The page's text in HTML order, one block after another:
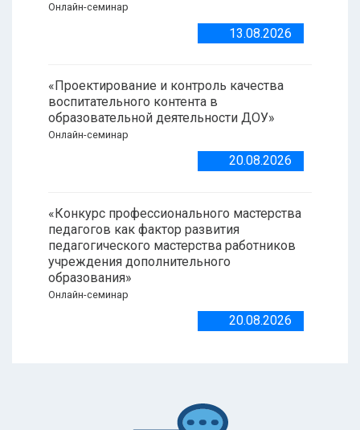
Онлайн-семинар
13.08.2026
«Проектирование и контроль качества
воспитательного контента в
образовательной деятельности ДОУ»
Онлайн-семинар
20.08.2026
«Конкурс профессионального мастерства
педагогов как фактор развития
педагогического мастерства работников
учреждения дополнительного
образования»
Онлайн-семинар
20.08.2026